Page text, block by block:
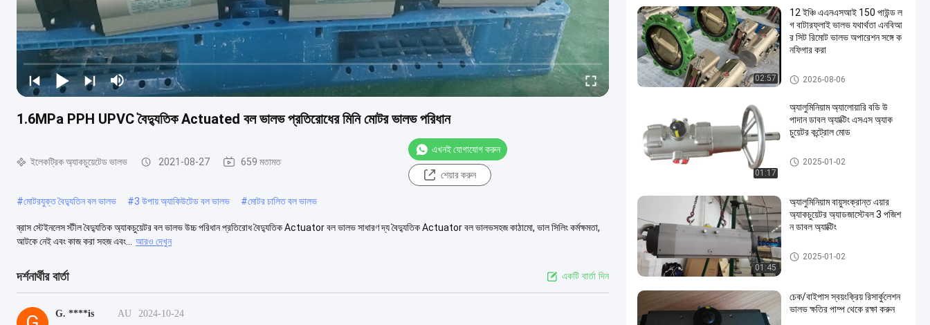
1.6MPa PPH UPVC বৈদ্যুতিক Actuated বল ভালভ প্রতিরোধের মিনি মোটর ভালভ পরিধান
ইলেকট্রিক অ্যাকচুয়েটেড ভালভ 2021-08-27 659 মতামত
এখনই যোগাযোগ করুন
শেয়ার করুন
#মোটরযুক্ত বৈদ্যুতিন বল ভালভ #3 উপায় অ্যাকিউটেড বল ভালভ #মোটর চালিত বল ভালভ
ব্রাস স্টেইনলেস স্টীল বৈদ্যুতিক অ্যাকচুয়েটর বল ভালভ উচ্চ পরিধান প্রতিরোধ বৈদ্যুতিক Actuator বল ভালভ সাধারণ দ্য বৈদ্যুতিক Actuator বল ভালভসহজ কাঠামো, ভাল সিলিং কর্মক্ষমতা,
আটকে নেই এবং কাজ করা সহজ এবং...
আরও দেখুন
দর্শনার্থীর বার্তা একটি বার্তা দিন
G. ****is AU
2024-10-24
02:57
12 ইঞ্চি এএনএসআই 150 পাউন্ড ল
গ বাটারফ্লাই ভালভ যথার্থতা এনবিআ
র সিট রিমোট ভালভ অপারেশন সঙ্গে ক
নফিগার করা
বায়ুসংক্রান্ত প্রজাপতি ভালভ
2026-08-06
01:17
অ্যালুমিনিয়াম অ্যালোয়ারি বডি উ
পাদান ডাবল অ্যাক্টিং এসএস অ্যাক
চুয়েটর কন্ট্রোল মোড
বায়ুসংক্রান্ত র্যাক এবং Pinion Actuat
or
2025-01-02
01:45
অ্যালুমিনিয়াম বায়ুসংক্রান্ত এয়ার
অ্যাকচুয়েটর অ্যাডজাস্টেবল 3 পজিশ
ন ডাবল অ্যাক্টিং
বায়ুসংক্রান্ত বায়ু Actuator
2025-01-02
চেক/বাইপাস স্বয়ংক্রিয় রিসার্কুলেশন
ভালভ ক্ষতির পাম্প থেকে রক্ষা করুন